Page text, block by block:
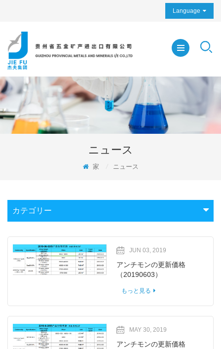
Language
ニュース
家 ニュース
カテゴリー
JUN 03, 2019
アンチモンの更新価格
（20190603）
もっと見る
MAY 30, 2019
アンチモンの更新価格